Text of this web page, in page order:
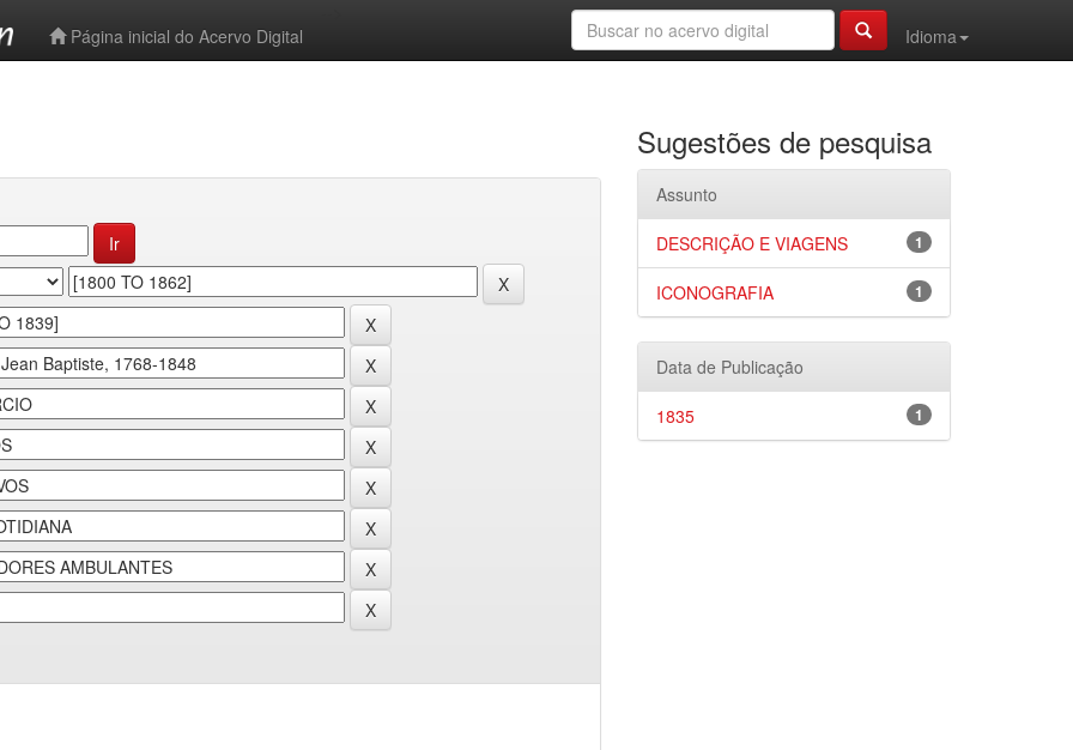
Página inicial do Acervo Digital
Idioma
Sugestões de pesquisa
Assunto
1
DESCRIÇÃO E VIAGENS
1
ICONOGRAFIA
Data de Publicação
1
1835